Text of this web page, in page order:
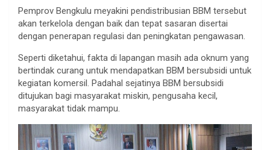
Pemprov Bengkulu meyakini pendistribusian BBM tersebut
akan terkelola dengan baik dan tepat sasaran disertai
dengan penerapan regulasi dan peningkatan pengawasan.
Seperti diketahui, fakta di lapangan masih ada oknum yang
bertindak curang untuk mendapatkan BBM bersubsidi untuk
kegiatan komersil. Padahal sejatinya BBM bersubsidi
ditujukan bagi masyarakat miskin, pengusaha kecil,
masyarakat tidak mampu.